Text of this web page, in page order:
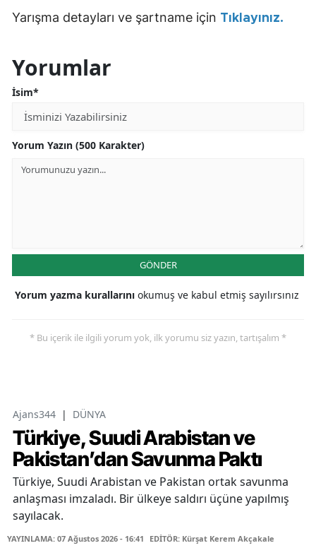
Yarışma detayları ve şartname için Tıklayınız.
Yorumlar
İsim*
Yorum Yazın (500 Karakter)
GÖNDER
Yorum yazma kurallarını okumuş ve kabul etmiş sayılırsınız
* Bu içerik ile ilgili yorum yok, ilk yorumu siz yazın, tartışalım *
Ajans344 | DÜNYA
Türkiye, Suudi Arabistan ve
Pakistan’dan Savunma Paktı
Türkiye, Suudi Arabistan ve Pakistan ortak savunma
anlaşması imzaladı. Bir ülkeye saldırı üçüne yapılmış
sayılacak.
YAYINLAMA: 07 Ağustos 2026 - 16:41 EDİTÖR: Kürşat Kerem Akçakale